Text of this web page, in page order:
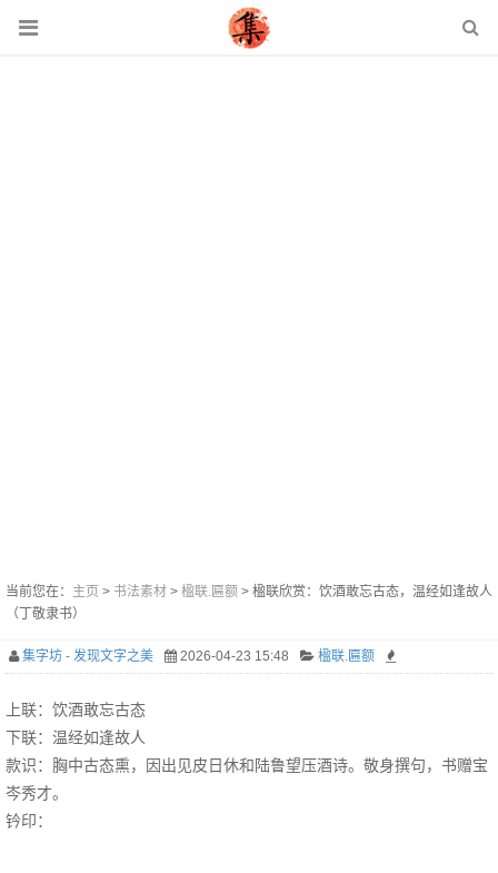
当前您在： 主页 > 书法素材 > 楹联.匾额 > 楹联欣赏：饮酒敢忘古态，温经如逢故人
（丁敬隶书）
集字坊 - 发现文字之美 2026-04-23 15:48 楹联.匾额
上联：饮酒敢忘古态
下联：温经如逢故人
款识：胸中古态熏，因出见皮日休和陆鲁望压酒诗。敬身撰句，书赠宝
岑秀才。
钤印：